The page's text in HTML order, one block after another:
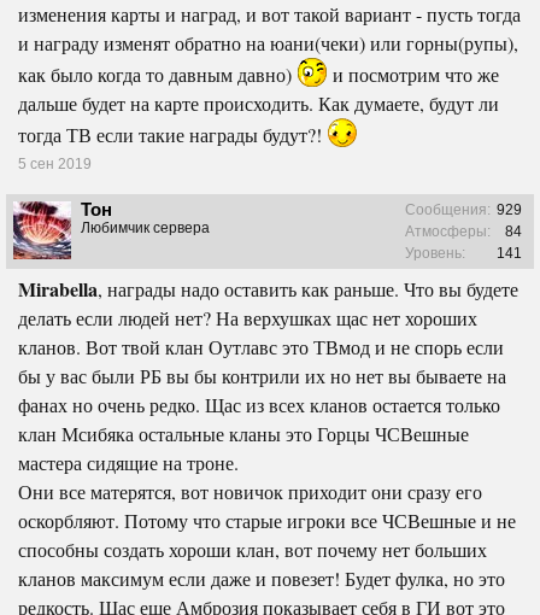
изменения карты и наград, и вот такой вариант - пусть тогда
и награду изменят обратно на юани(чеки) или горны(рупы),
как было когда то давным давно)
и посмотрим что же
дальше будет на карте происходить. Как думаете, будут ли
тогда ТВ если такие награды будут?!
5 сен 2019
Тон
Любимчик сервера
Сообщения: 929
Атмосферы:
84
Уровень:
141
Mirabella, награды надо оставить как раньше. Что вы будете
делать если людей нет? На верхушках щас нет хороших
кланов. Вот твой клан Оутлавс это ТВмод и не спорь если
бы у вас были РБ вы бы контрили их но нет вы бываете на
фанах но очень редко. Щас из всех кланов остается только
клан Мсибяка остальные кланы это Горцы ЧСВешные
мастера сидящие на троне.
Они все матерятся, вот новичок приходит они сразу его
оскорбляют. Потому что старые игроки все ЧСВешные и не
способны создать хороши клан, вот почему нет больших
кланов максимум если даже и повезет! Будет фулка, но это
редкость. Щас еще Амброзия показывает себя в ГИ вот это